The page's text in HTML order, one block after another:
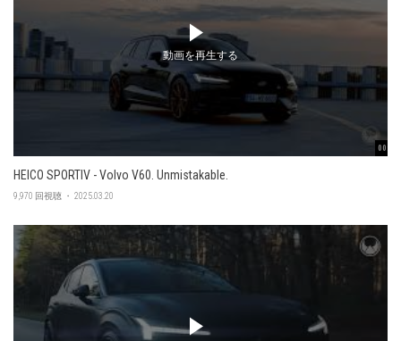
00:47
動画を再生する
HEICO SPORTIV - Volvo V60. Unmistakable.
9,970 回視聴 ・ 2025.03.20